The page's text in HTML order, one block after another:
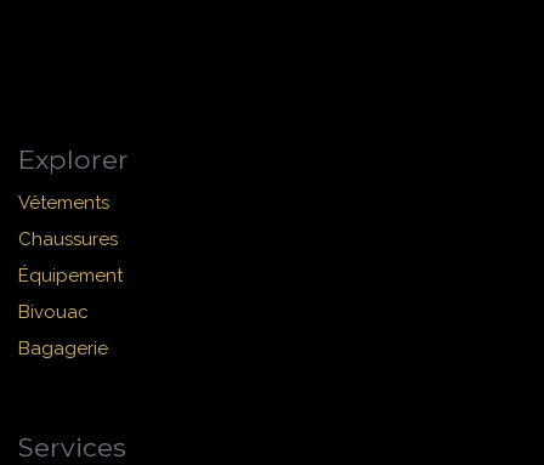
Explorer
Vêtements
Chaussures
Équipement
Bivouac
Bagagerie
Services